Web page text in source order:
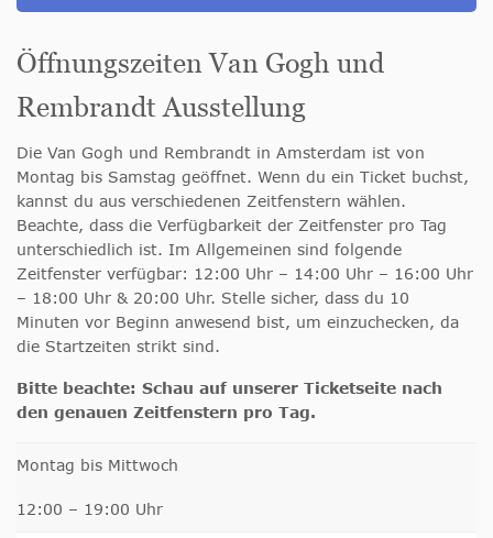
Öffnungszeiten Van Gogh und
Rembrandt Ausstellung
Die Van Gogh und Rembrandt in Amsterdam ist von
Montag bis Samstag geöffnet. Wenn du ein Ticket buchst,
kannst du aus verschiedenen Zeitfenstern wählen.
Beachte, dass die Verfügbarkeit der Zeitfenster pro Tag
unterschiedlich ist. Im Allgemeinen sind folgende
Zeitfenster verfügbar: 12:00 Uhr – 14:00 Uhr – 16:00 Uhr
– 18:00 Uhr & 20:00 Uhr. Stelle sicher, dass du 10
Minuten vor Beginn anwesend bist, um einzuchecken, da
die Startzeiten strikt sind.
Bitte beachte: Schau auf unserer Ticketseite nach
den genauen Zeitfenstern pro Tag.
Montag bis Mittwoch
12:00 – 19:00 Uhr